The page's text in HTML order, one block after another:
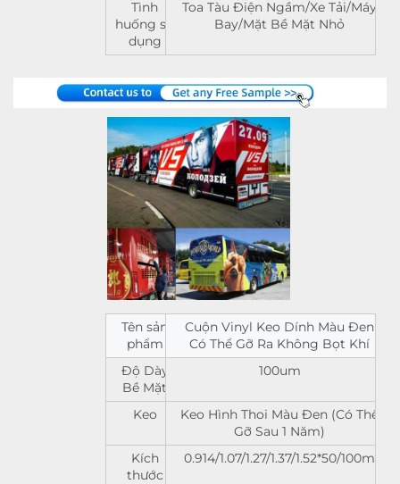
Tình
huống sử
dụng
Toa Tàu Điện Ngầm/Xe Tải/Máy
Bay/Mặt Bề Mặt Nhỏ
Tên sản
phẩm
Cuộn Vinyl Keo Dính Màu Đen
Có Thể Gỡ Ra Không Bọt Khí
Độ Dày
Bề Mặt
100um
Keo
Keo Hình Thoi Màu Đen (Có Thể
Gỡ Sau 1 Năm)
Kích
thước
0.914/1.07/1.27/1.37/1.52*50/100m